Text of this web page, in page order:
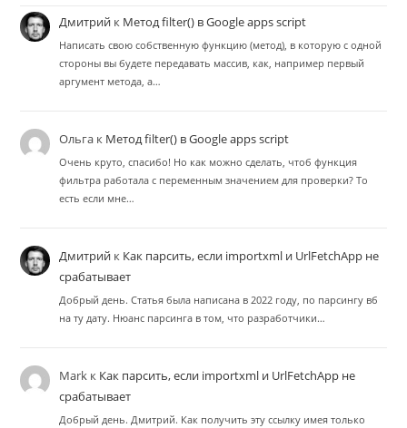
Дмитрийк Метод filter() в Google apps script
Написать свою собственную функцию (метод), в которую с одной
стороны вы будете передавать массив, как, например первый
аргумент метода, а…
Ольгак Метод filter() в Google apps script
Очень круто, спасибо! Но как можно сделать, чтоб функция
фильтра работала с переменным значением для проверки? То
есть если мне…
Дмитрийк Как парсить, если importxml и UrlFetchApp не
срабатывает
Добрый день. Статья была написана в 2022 году, по парсингу вб
на ту дату. Нюанс парсинга в том, что разработчики…
Markк Как парсить, если importxml и UrlFetchApp не
срабатывает
Добрый день. Дмитрий. Как получить эту ссылку имея только